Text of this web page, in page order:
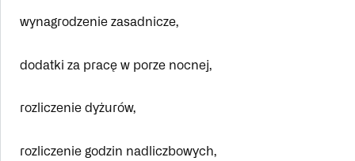
wynagrodzenie zasadnicze,
dodatki za pracę w porze nocnej,
rozliczenie dyżurów,
rozliczenie godzin nadliczbowych,